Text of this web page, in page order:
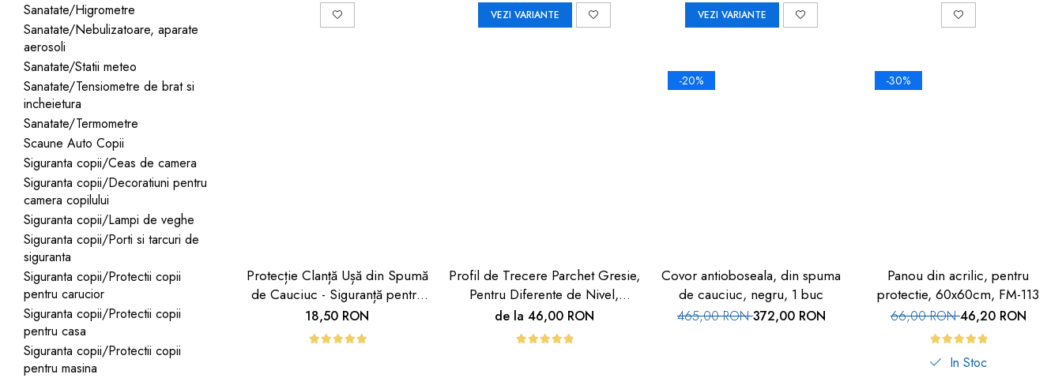
Sanatate/Higrometre
Sanatate/Nebulizatoare, aparate
aerosoli
Sanatate/Statii meteo
Sanatate/Tensiometre de brat si
incheietura
Sanatate/Termometre
Scaune Auto Copii
Siguranta copii/Ceas de camera
Siguranta copii/Decoratiuni pentru
camera copilului
Siguranta copii/Lampi de veghe
Siguranta copii/Porti si tarcuri de
siguranta
Siguranta copii/Protectii copii
pentru carucior
Siguranta copii/Protectii copii
pentru casa
Siguranta copii/Protectii copii
pentru masina
VEZI VARIANTE VEZI VARIANTE
Protecție Clanță Ușă din Spumă
de Cauciuc - Siguranță pentru
Copii | Car Boy Safety
18,50 RON
Profil de Trecere Parchet Gresie,
Pentru Diferente de Nivel,
Autoadeziv, Culoare Lemn
Deschis, 90cm
de la 46,00 RON
-20%
Covor antioboseala, din spuma
de cauciuc, negru, 1 buc
465,00 RON372,00 RON
-30%
Panou din acrilic, pentru
protectie, 60x60cm, FM-113
66,00 RON46,20 RON
In Stoc